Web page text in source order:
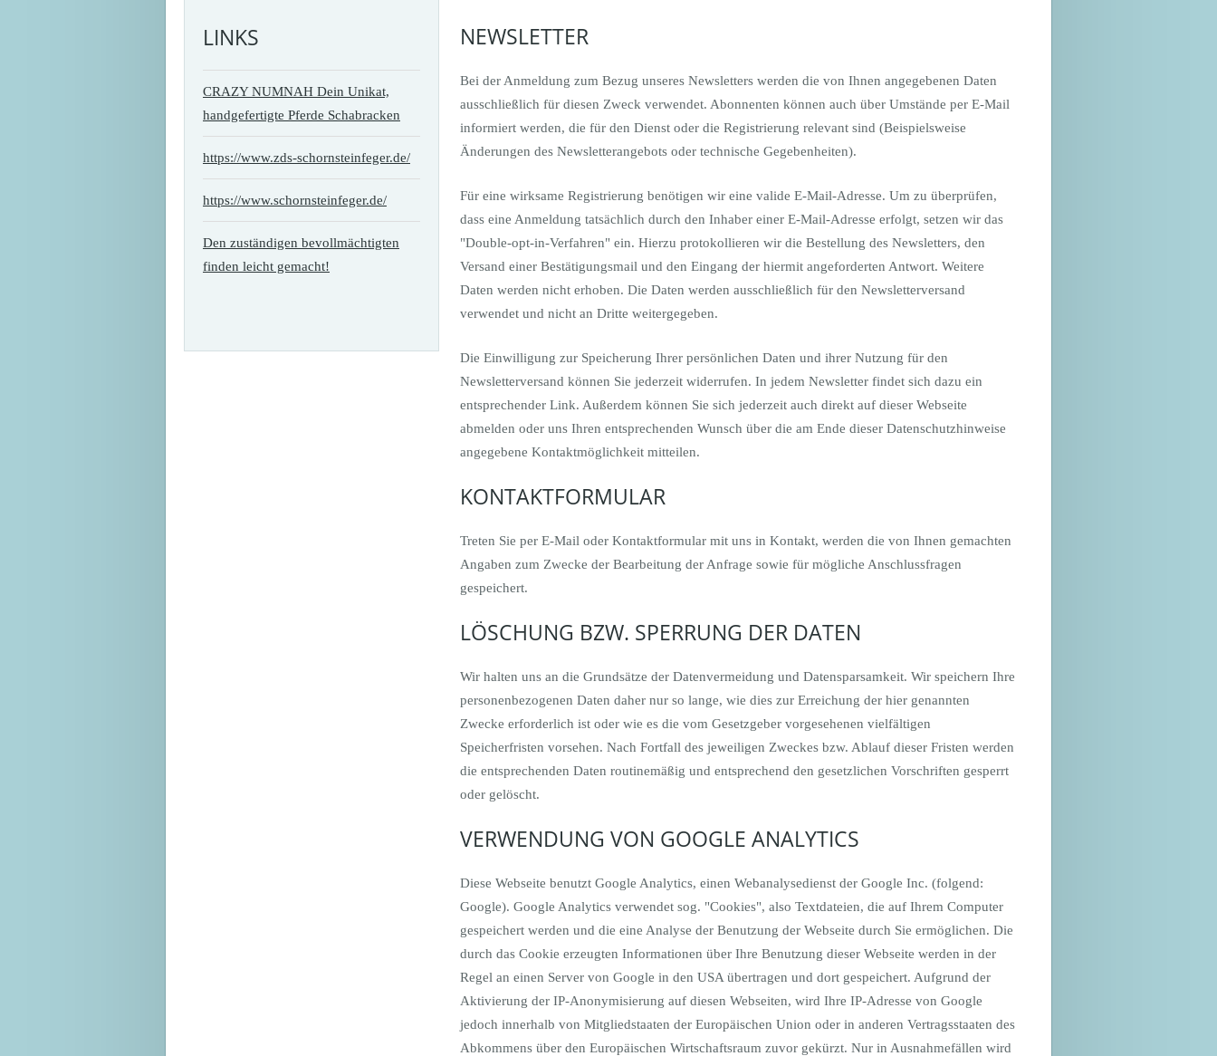
LINKS
CRAZY NUMNAH Dein Unikat,
handgefertigte Pferde Schabracken
https://www.zds-schornsteinfeger.de/
https://www.schornsteinfeger.de/
Den zuständigen bevollmächtigten
finden leicht gemacht!
NEWSLETTER
Bei der Anmeldung zum Bezug unseres Newsletters werden die von Ihnen angegebenen Daten
ausschließlich für diesen Zweck verwendet. Abonnenten können auch über Umstände per E-Mail
informiert werden, die für den Dienst oder die Registrierung relevant sind (Beispielsweise
Änderungen des Newsletterangebots oder technische Gegebenheiten).
Für eine wirksame Registrierung benötigen wir eine valide E-Mail-Adresse. Um zu überprüfen,
dass eine Anmeldung tatsächlich durch den Inhaber einer E-Mail-Adresse erfolgt, setzen wir das
"Double-opt-in-Verfahren" ein. Hierzu protokollieren wir die Bestellung des Newsletters, den
Versand einer Bestätigungsmail und den Eingang der hiermit angeforderten Antwort. Weitere
Daten werden nicht erhoben. Die Daten werden ausschließlich für den Newsletterversand
verwendet und nicht an Dritte weitergegeben.
Die Einwilligung zur Speicherung Ihrer persönlichen Daten und ihrer Nutzung für den
Newsletterversand können Sie jederzeit widerrufen. In jedem Newsletter findet sich dazu ein
entsprechender Link. Außerdem können Sie sich jederzeit auch direkt auf dieser Webseite
abmelden oder uns Ihren entsprechenden Wunsch über die am Ende dieser Datenschutzhinweise
angegebene Kontaktmöglichkeit mitteilen.
KONTAKTFORMULAR
Treten Sie per E-Mail oder Kontaktformular mit uns in Kontakt, werden die von Ihnen gemachten
Angaben zum Zwecke der Bearbeitung der Anfrage sowie für mögliche Anschlussfragen
gespeichert.
LÖSCHUNG BZW. SPERRUNG DER DATEN
Wir halten uns an die Grundsätze der Datenvermeidung und Datensparsamkeit. Wir speichern Ihre
personenbezogenen Daten daher nur so lange, wie dies zur Erreichung der hier genannten
Zwecke erforderlich ist oder wie es die vom Gesetzgeber vorgesehenen vielfältigen
Speicherfristen vorsehen. Nach Fortfall des jeweiligen Zweckes bzw. Ablauf dieser Fristen werden
die entsprechenden Daten routinemäßig und entsprechend den gesetzlichen Vorschriften gesperrt
oder gelöscht.
VERWENDUNG VON GOOGLE ANALYTICS
Diese Webseite benutzt Google Analytics, einen Webanalysedienst der Google Inc. (folgend:
Google). Google Analytics verwendet sog. "Cookies", also Textdateien, die auf Ihrem Computer
gespeichert werden und die eine Analyse der Benutzung der Webseite durch Sie ermöglichen. Die
durch das Cookie erzeugten Informationen über Ihre Benutzung dieser Webseite werden in der
Regel an einen Server von Google in den USA übertragen und dort gespeichert. Aufgrund der
Aktivierung der IP-Anonymisierung auf diesen Webseiten, wird Ihre IP-Adresse von Google
jedoch innerhalb von Mitgliedstaaten der Europäischen Union oder in anderen Vertragsstaaten des
Abkommens über den Europäischen Wirtschaftsraum zuvor gekürzt. Nur in Ausnahmefällen wird